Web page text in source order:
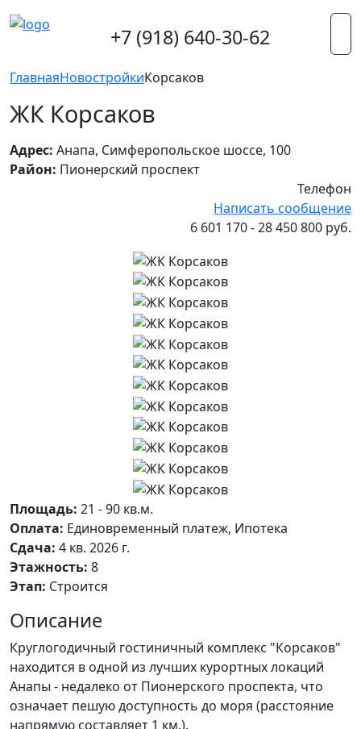
+7 (918) 640-30-62
ГлавнаяНовостройкиКорсаков
ЖК Корсаков
Адрес: Анапа, Симферопольское шоссе, 100
Район: Пионерский проспект
Телефон
Написать сообщение
6 601 170 - 28 450 800 руб.
Площадь: 21 - 90 кв.м.
Оплата: Единовременный платеж, Ипотека
Сдача: 4 кв. 2026 г.
Этажность: 8
Этап: Строится
Описание
Круглогодичный гостиничный комплекс "Корсаков"
находится в одной из лучших курортных локаций
Анапы - недалеко от Пионерского проспекта, что
означает пешую доступность до моря (расстояние
напрямую составляет 1 км.).